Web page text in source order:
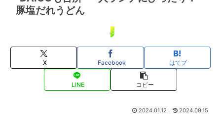
豚塩だれうどん
未分類
X Facebook はてブ
LINE コピー
2024.01.12 2024.09.15